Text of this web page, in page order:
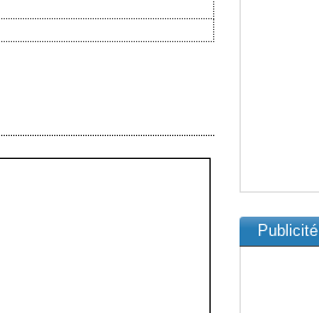
Publicité